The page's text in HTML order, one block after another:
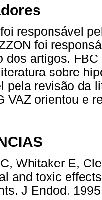
responsável
foi
dos artigos.
sobre
pela revisão da
VAZ orientou e
Whitaker E,
and toxic
J Endod.